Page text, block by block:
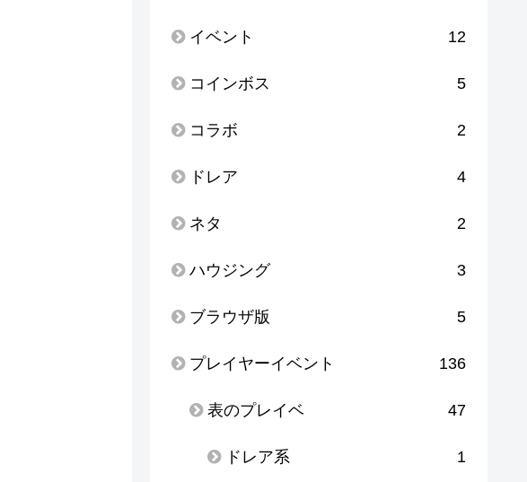
イベント 12
コインボス 5
コラボ 2
ドレア 4
ネタ 2
ハウジング 3
ブラウザ版 5
プレイヤーイベント 136
表のプレイベ 47
ドレア系 1